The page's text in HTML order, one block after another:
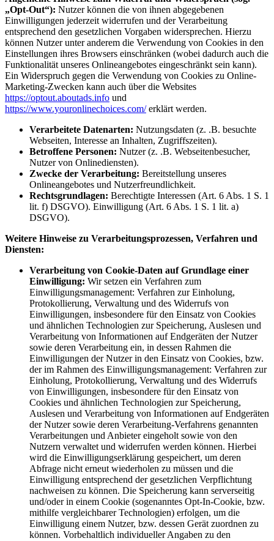
„Opt-Out“): Nutzer können die von ihnen abgegebenen
Einwilligungen jederzeit widerrufen und der Verarbeitung
entsprechend den gesetzlichen Vorgaben widersprechen. Hierzu
können Nutzer unter anderem die Verwendung von Cookies in den
Einstellungen ihres Browsers einschränken (wobei dadurch auch die
Funktionalität unseres Onlineangebotes eingeschränkt sein kann).
Ein Widerspruch gegen die Verwendung von Cookies zu Online-
Marketing-Zwecken kann auch über die Websites
https://optout.aboutads.info und
https://www.youronlinechoices.com/erklärt werden.
Verarbeitete Datenarten: Nutzungsdaten (z. .B. besuchte
Webseiten, Interesse an Inhalten, Zugriffszeiten).
Betroffene Personen: Nutzer (z. .B. Webseitenbesucher,
Nutzer von Onlinediensten).
Zwecke der Verarbeitung: Bereitstellung unseres
Onlineangebotes und Nutzerfreundlichkeit.
Rechtsgrundlagen: Berechtigte Interessen (Art. 6 Abs. 1 S. 1
lit. f) DSGVO). Einwilligung (Art. 6 Abs. 1 S. 1 lit. a)
DSGVO).
Weitere Hinweise zu Verarbeitungsprozessen, Verfahren und
Diensten:
Verarbeitung von Cookie-Daten auf Grundlage einer
Einwilligung: Wir setzen ein Verfahren zum
Einwilligungsmanagement: Verfahren zur Einholung,
Protokollierung, Verwaltung und des Widerrufs von
Einwilligungen, insbesondere für den Einsatz von Cookies
und ähnlichen Technologien zur Speicherung, Auslesen und
Verarbeitung von Informationen auf Endgeräten der Nutzer
sowie deren Verarbeitung ein, in dessen Rahmen die
Einwilligungen der Nutzer in den Einsatz von Cookies, bzw.
der im Rahmen des Einwilligungsmanagement: Verfahren zur
Einholung, Protokollierung, Verwaltung und des Widerrufs
von Einwilligungen, insbesondere für den Einsatz von
Cookies und ähnlichen Technologien zur Speicherung,
Auslesen und Verarbeitung von Informationen auf Endgeräten
der Nutzer sowie deren Verarbeitung-Verfahrens genannten
Verarbeitungen und Anbieter eingeholt sowie von den
Nutzern verwaltet und widerrufen werden können. Hierbei
wird die Einwilligungserklärung gespeichert, um deren
Abfrage nicht erneut wiederholen zu müssen und die
Einwilligung entsprechend der gesetzlichen Verpflichtung
nachweisen zu können. Die Speicherung kann serverseitig
und/oder in einem Cookie (sogenanntes Opt-In-Cookie, bzw.
mithilfe vergleichbarer Technologien) erfolgen, um die
Einwilligung einem Nutzer, bzw. dessen Gerät zuordnen zu
können. Vorbehaltlich individueller Angaben zu den